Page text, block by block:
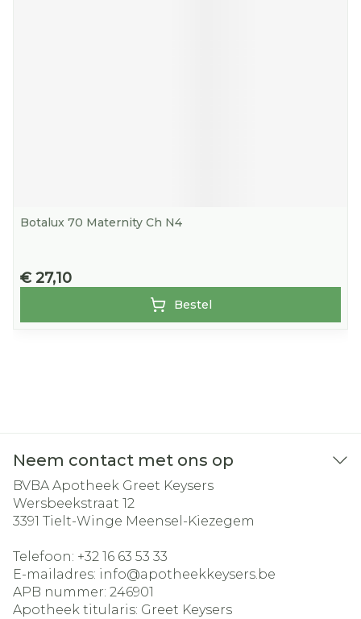
Botalux 70 Maternity Ch N4
€ 27,10
Bestel
Neem contact met ons op
BVBA Apotheek Greet Keysers
Wersbeekstraat 12
3391 Tielt-Winge Meensel-Kiezegem
Telefoon: +32 16 63 53 33
E-mailadres: info@apotheekkeysers.be
APB nummer: 246901
Apotheek titularis: Greet Keysers